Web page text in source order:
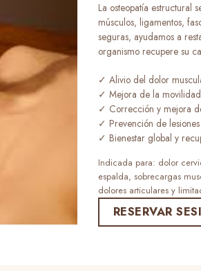
La osteopatía estructural
músculos, ligamentos,
seguras, ayudamos a
organismo recupere su
✓ Alivio del dolor
✓ Mejora de la
✓ Corrección y mejora
✓ Prevención de
✓ Bienestar global y
Indicada para: dolor
espalda, sobrecargas
dolores articulares y
RESERVAR